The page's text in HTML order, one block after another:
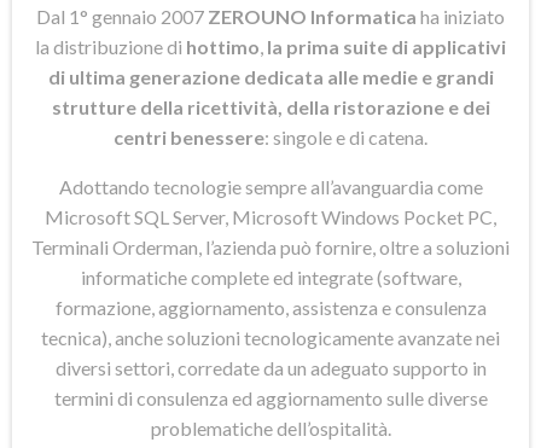
Dal 1° gennaio 2007 ZEROUNO Informatica ha iniziato
la distribuzione di hottimo la prima suite di applicativi
di ultima generazione dedicata alle medie e grandi
strutture della ricettività, della ristorazione e dei
centri benessere: singole e di catena.
Adottando tecnologie sempre all’avanguardia come
Microsoft SQL Server, Microsoft Windows Pocket PC,
Terminali Orderman, l’azienda può fornire, oltre a soluzioni
informatiche complete ed integrate (software,
formazione, aggiornamento, assistenza e consulenza
tecnica), anche soluzioni tecnologicamente avanzate nei
diversi settori, corredate da un adeguato supporto in
termini di consulenza ed aggiornamento sulle diverse
problematiche dell’ospitalità.